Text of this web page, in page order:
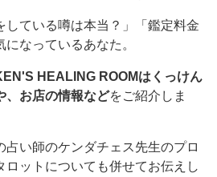
している噂は本当？」「鑑定料金
なっているあなた。
HEALING ROOMはくっけん
、お店の情報などをご紹介しま
占い師のケンダチェス先生のプロ
ットについても併せてお伝えし